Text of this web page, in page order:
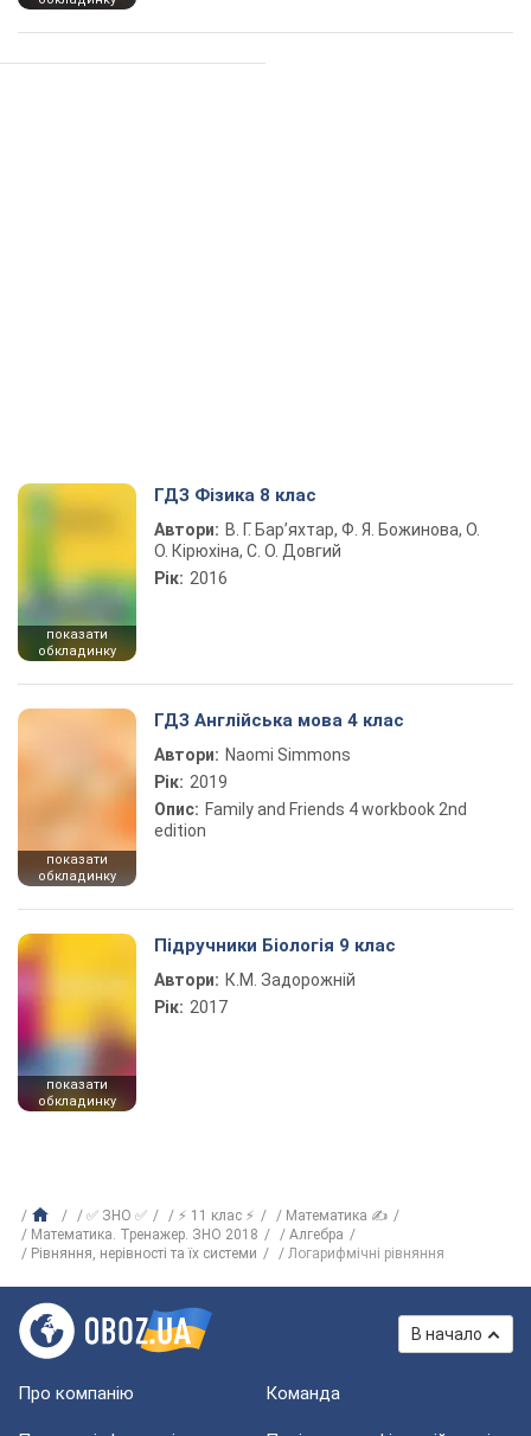
показати
обкладинку
ГДЗ Фізика 8 клас
Автори: В. Г. Бар’яхтар, Ф. Я. Божинова, О.
О. Кірюхіна, С. О. Довгий
Рік: 2016
показати
обкладинку
ГДЗ Англійська мова 4 клас
Автори: Naomi Simmons
Рік: 2019
Опис: Family and Friends 4 workbook 2nd
edition
показати
обкладинку
Підручники Біологія 9 клас
Автори: К.М. Задорожній
Рік: 2017
✅ ЗНО ✅ ⚡ 11 клас ⚡
Математика ✍
Математика. Тренажер. ЗНО 2018
Алгебра
Рівняння, нерівності та їх системи
Логарифмічні рівняння
В начало
Про компанію Команда